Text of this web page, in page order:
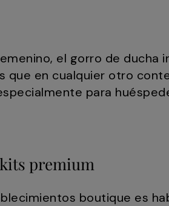
el gorro de ducha
que en cualquier otro
para
premium
boutique es